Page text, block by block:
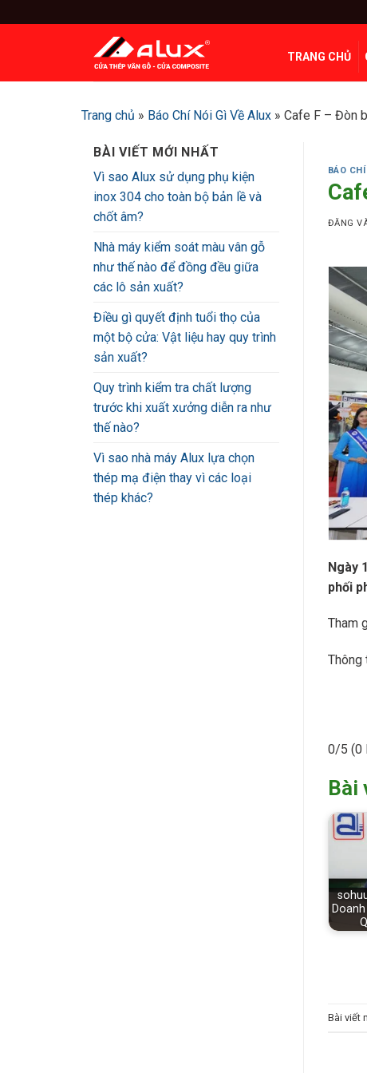
qua
TRANG CHỦ
Trang chủ » Báo Chí Nói Gì Về Alux » Cafe F – Đòn
BÀI VIẾT MỚI NHẤT
Vì sao Alux sử dụng phụ kiện
inox 304 cho toàn bộ bản lề và
chốt âm?
Nhà máy kiểm soát màu vân gỗ
như thế nào để đồng đều giữa
các lô sản xuất?
Điều gì quyết định tuổi thọ của
một bộ cửa: Vật liệu hay quy trình
sản xuất?
Quy trình kiểm tra chất lượng
trước khi xuất xưởng diễn ra như
thế nào?
Vì sao nhà máy Alux lựa chọn
thép mạ điện thay vì các loại
thép khác?
BÁO
ĐĂNG
Ngày
phối
Tham
Thông
0/5 (0
Bài
Bài viết